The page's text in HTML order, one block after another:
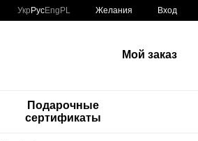
Укр РусEng PL Желания Вход
Мой заказ
Подарочные
сертификаты